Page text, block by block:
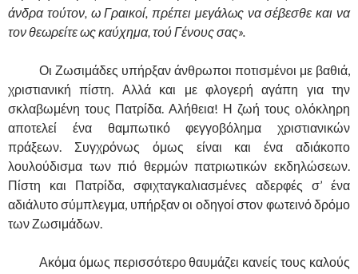
άνδρα τούτον, ω Γραικοί, πρέπει μεγάλως να σέβεσθε και να
τον θεωρείτε ως καύχημα, τού Γένους σας».
Οι Ζωσιμάδες υπήρξαν άνθρωποι ποτισμένοι με βαθιά,
χριστιανική πίστη. Αλλά και με φλογερή αγάπη για την
σκλαβωμένη τους Πατρίδα. Αλήθεια! Η ζωή τους ολόκληρη
αποτελεί ένα θαμπωτικό φεγγοβόλημα χριστιανικών
πράξεων. Συγχρόνως όμως είναι και ένα αδιάκοπο
λουλούδισμα των πιό θερμών πατριωτικών εκδηλώσεων.
Πίστη και Πατρίδα, σφιχταγκαλιασμένες αδερφές σ’ ένα
αδιάλυτο σύμπλεγμα, υπήρξαν οι οδηγοί στον φωτεινό δρόμο
των Ζωσιμάδων.
Ακόμα όμως περισσότερο θαυμάζει κανείς τους καλούς